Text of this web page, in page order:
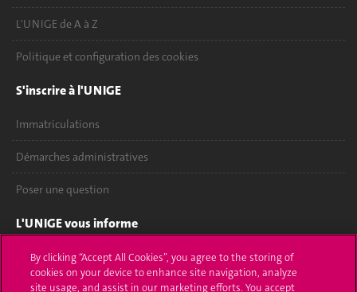
L'UNIGE de A à Z
Politique et configuration des cookies
S'inscrire à l'UNIGE
Immatriculations
Démarches administratives
Poser une question
L'UNIGE vous informe
UNIGE Mobile
By clicking “Accept All Cookies”, you agree to the storing of
cookies on your device to enhance site navigation, analyze
site usage, and assist in our marketing efforts. You accept